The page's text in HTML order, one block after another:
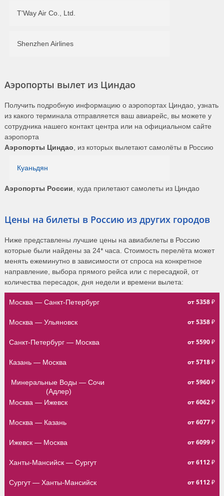
T'Way Air Co., Ltd.
Shenzhen Airlines
Аэропорты вылет из Циндао
Получить подробную информацию о аэропортах Циндао, узнать
из какого терминала отправляется ваш авиарейс, вы можете у
сотрудника нашего контакт центра или на официальном сайте
аэропорта
Аэропорты Циндао, из которых вылетают самолёты в Россию
Куаньдян
Аэропорты России, куда прилетают самолеты из Циндао
Цены на билеты в Россию из других городов
Ниже представлены лучшие цены на авиабилеты в Россию
которые были найдены за 24* часа. Стоимость перелёта может
менять ежеминутно в зависимости от спроса на конкретное
направление, выбора прямого рейса или с пересадкой, от
количества пересадок, дня недели и времени вылета:
Москва — Санкт-Петербург от 5358 ₽
Москва — Ульяновск от 5358 ₽
Санкт-Петербург — Москва от 5590 ₽
Казань — Москва от 5718 ₽
Минеральные Воды — Сочи
(Адлер)
от 5960 ₽
Москва — Ижевск от 6062 ₽
Москва — Казань от 6077 ₽
Ижевск — Москва от 6099 ₽
Ханты-Мансийск — Сургут от 6112 ₽
Сургут — Ханты-Мансийск от 6112 ₽